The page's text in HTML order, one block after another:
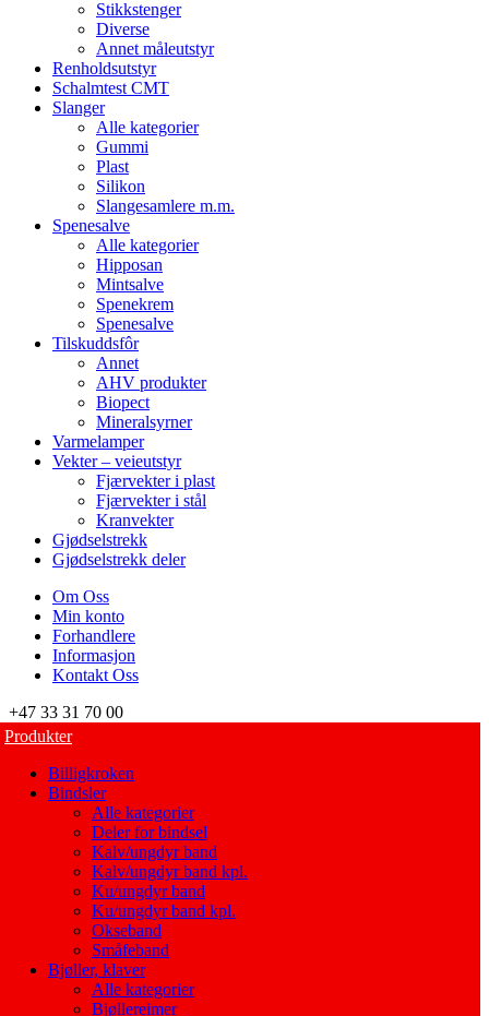
Stikkstenger
Diverse
Annet måleutstyr
Renholdsutstyr
Schalmtest CMT
Slanger
Alle kategorier
Gummi
Plast
Silikon
Slangesamlere m.m.
Spenesalve
Alle kategorier
Hipposan
Mintsalve
Spenekrem
Spenesalve
Tilskuddsfôr
Annet
AHV produkter
Biopect
Mineralsyrner
Varmelamper
Vekter – veieutstyr
Fjærvekter i plast
Fjærvekter i stål
Kranvekter
Gjødselstrekk
Gjødselstrekk deler
Om Oss
Min konto
Forhandlere
Informasjon
Kontakt Oss
+47 33 31 70 00
Produkter
Billigkroken
Bindsler
Alle kategorier
Deler for bindsel
Kalv/ungdyr band
Kalv/ungdyr band kpl.
Ku/ungdyr band
Ku/ungdyr band kpl.
Okseband
Småfeband
Bjøller, klaver
Alle kategorier
Bjøllereimer